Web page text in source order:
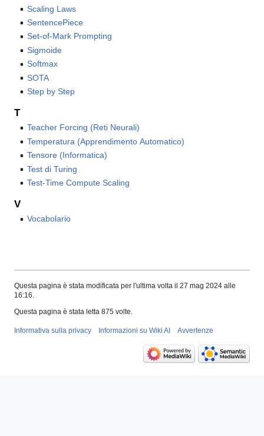
Scaling Laws
SentencePiece
Set-of-Mark Prompting
Sigmoide
Softmax
SOTA
Step by Step
T
Teacher Forcing (Reti Neurali)
Temperatura (Apprendimento Automatico)
Tensore (Informatica)
Test di Turing
Test-Time Compute Scaling
V
Vocabolario
Questa pagina è stata modificata per l'ultima volta il 27 mag 2024 alle
16:16.
Questa pagina è stata letta 875 volte.
Informativa sulla privacy Informazioni su Wiki AI Avvertenze